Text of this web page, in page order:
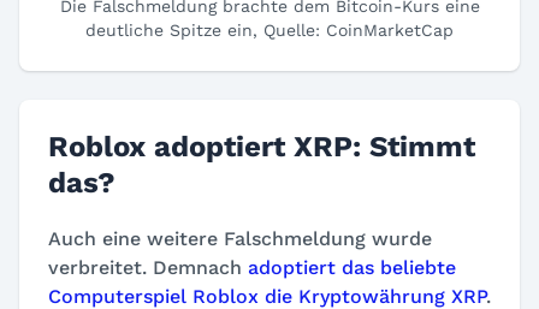
Die Falschmeldung brachte dem Bitcoin-Kurs eine
deutliche Spitze ein, Quelle: CoinMarketCap
Roblox adoptiert XRP: Stimmt
das?
Auch eine weitere Falschmeldung wurde
verbreitet. Demnach adoptiert das beliebte
Computerspiel Roblox die Kryptowährung XRP.